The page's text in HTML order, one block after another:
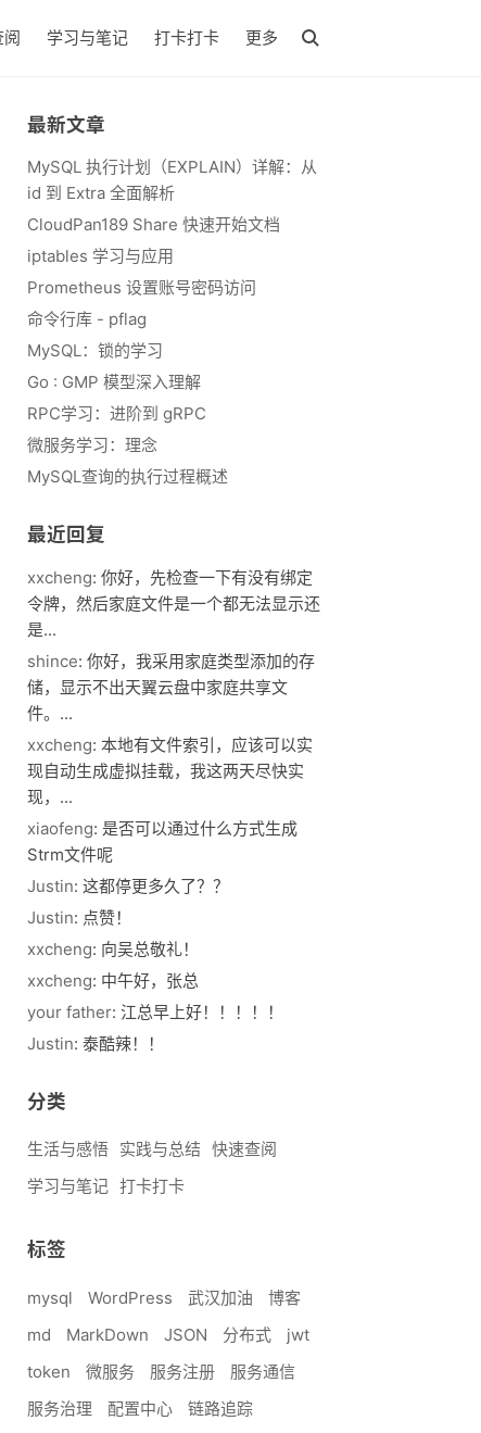
阅 学习与笔记 打卡打卡 更多
最新文章
MySQL 执行计划（EXPLAIN）详解：从
id 到 Extra 全面解析
CloudPan189 Share 快速开始文档
iptables 学习与应用
Prometheus 设置账号密码访问
命令行库 - pflag
MySQL：锁的学习
Go : GMP 模型深入理解
RPC学习：进阶到 gRPC
微服务学习：理念
MySQL查询的执行过程概述
最近回复
xxcheng: 你好，先检查一下有没有绑定
令牌，然后家庭文件是一个都无法显示还
是...
shince: 你好，我采用家庭类型添加的存
储，显示不出天翼云盘中家庭共享文
件。...
xxcheng: 本地有文件索引，应该可以实
现自动生成虚拟挂载，我这两天尽快实
现，...
xiaofeng: 是否可以通过什么方式生成
Strm文件呢
Justin: 这都停更多久了？？
Justin: 点赞！
xxcheng: 向吴总敬礼！
xxcheng: 中午好，张总
your father: 江总早上好！！！！！
Justin: 泰酷辣！！
分类
生活与感悟 实践与总结 快速查阅
学习与笔记 打卡打卡
标签
mysql WordPress 武汉加油
博客
md
MarkDown JSON 分布式
jwt
token
微服务 服务注册
服务通信
服务治理
配置中心
链路追踪